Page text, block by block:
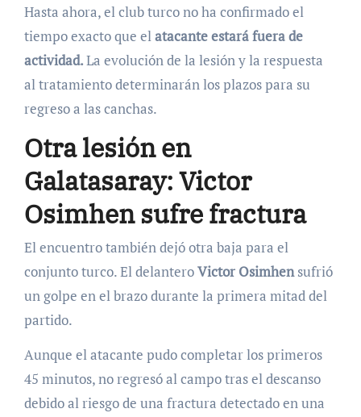
Hasta ahora, el club turco no ha confirmado el
tiempo exacto que el atacante estará fuera de
actividad.La evolución de la lesión y la respuesta
al tratamiento determinarán los plazos para su
regreso a las canchas.
Otra lesión en
Galatasaray: Victor
Osimhen sufre fractura
El encuentro también dejó otra baja para el
conjunto turco. El delanteroVictor Osimhensufrió
un golpe en el brazo durante la primera mitad del
partido.
Aunque el atacante pudo completar los primeros
45 minutos, no regresó al campo tras el descanso
debido al riesgo de una fractura detectado en una